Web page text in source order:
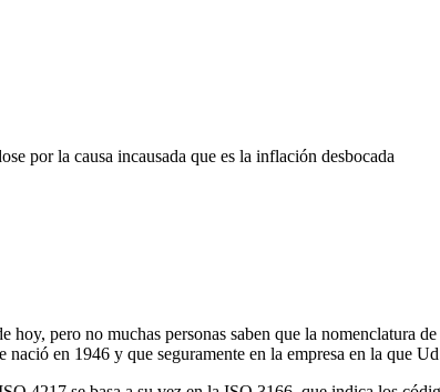
por la causa incausada que es la inflación desbocada
hoy, pero no muchas personas saben que la nomenclatura
nació en 1946 y que seguramente en la empresa en la que